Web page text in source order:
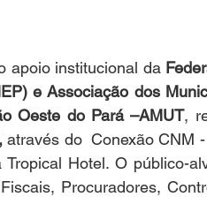
apoio institucional da
e Associação dos
Oeste do Pará –AMUT,
através do  Conexão CNM
Tropical Hotel. O público-
Procuradores,